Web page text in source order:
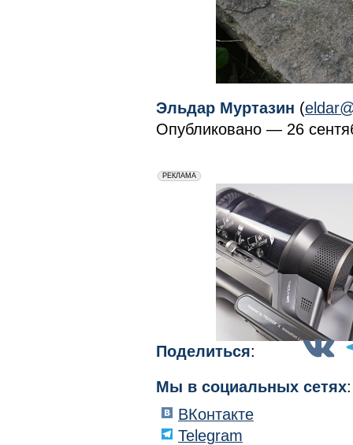
Эльдар Муртазин (
Опубликовано — 26
erid: 2VfnxxmNzs5
РЕКЛАМА
Поделиться:
Мы в социальных сетях:
ВКонтакте
Telegram